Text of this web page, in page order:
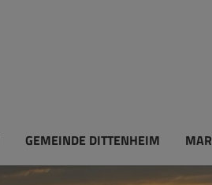
GEMEINDE DITTENHEIM